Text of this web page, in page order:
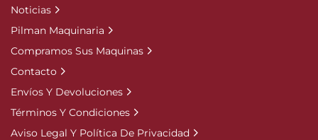
Noticias
Pilman Maquinaria
Compramos Sus Maquinas
Contacto
Envíos Y Devoluciones
Términos Y Condiciones
Aviso Legal Y Política De Privacidad